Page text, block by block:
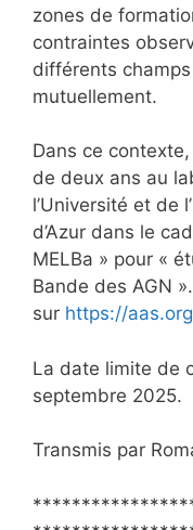
zones de
contraintes
différents
mutuellement.
Dans ce
de deux ans au
l’Université et de
d’Azur dans le
MELBa » pour «
Bande des AGN
sur https://
La date limite de
septembre 2025.
Transmis par